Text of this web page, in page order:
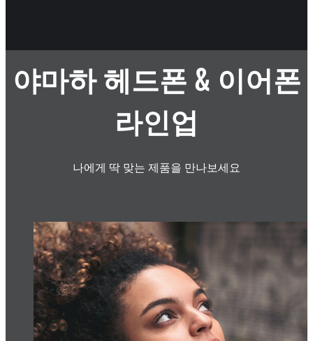
야마하 헤드폰 & 이어폰
라인업
나에게 딱 맞는 제품을 만나보세요